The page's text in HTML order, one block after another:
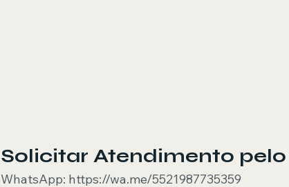
Solicitar Atendimento
WhatsApp: https://wa.me/5521987735359